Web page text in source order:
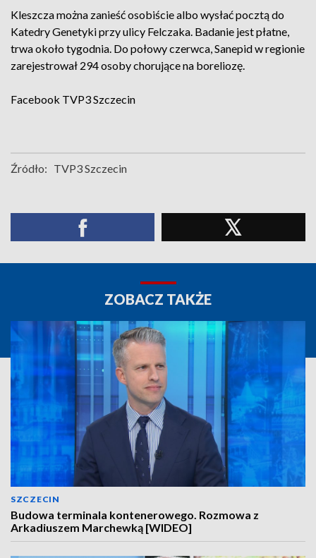
Kleszcza można zanieść osobiście albo wysłać pocztą do
Katedry Genetyki przy ulicy Felczaka. Badanie jest płatne,
trwa około tygodnia. Do połowy czerwca, Sanepid w regionie
zarejestrował 294 osoby chorujące na boreliozę.
Facebook TVP3 Szczecin
Źródło: TVP3 Szczecin
ZOBACZ TAKŻE
SZCZECIN
Budowa terminala kontenerowego. Rozmowa z
Arkadiuszem Marchewką [WIDEO]